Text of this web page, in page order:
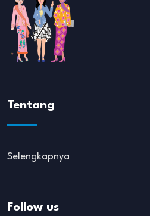
Tentang
Selengkapnya
Follow us